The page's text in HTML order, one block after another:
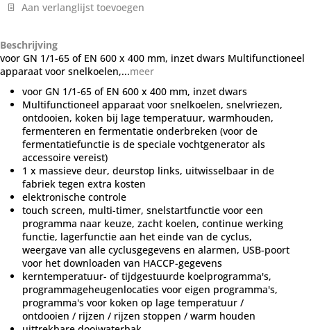
Aan verlanglijst toevoegen
Beschrijving
voor GN 1/1-65 of EN 600 x 400 mm, inzet dwars Multifunctioneel
apparaat voor snelkoelen,...meer
voor GN 1/1-65 of EN 600 x 400 mm, inzet dwars
Multifunctioneel apparaat voor snelkoelen, snelvriezen,
ontdooien, koken bij lage temperatuur, warmhouden,
fermenteren en fermentatie onderbreken (voor de
fermentatiefunctie is de speciale vochtgenerator als
accessoire vereist)
1 x massieve deur, deurstop links, uitwisselbaar in de
fabriek tegen extra kosten
elektronische controle
touch screen, multi-timer, snelstartfunctie voor een
programma naar keuze, zacht koelen, continue werking
functie, lagerfunctie aan het einde van de cyclus,
weergave van alle cyclusgegevens en alarmen, USB-poort
voor het downloaden van HACCP-gegevens
kerntemperatuur- of tijdgestuurde koelprogramma's,
programmageheugenlocaties voor eigen programma's,
programma's voor koken op lage temperatuur /
ontdooien / rijzen / rijzen stoppen / warm houden